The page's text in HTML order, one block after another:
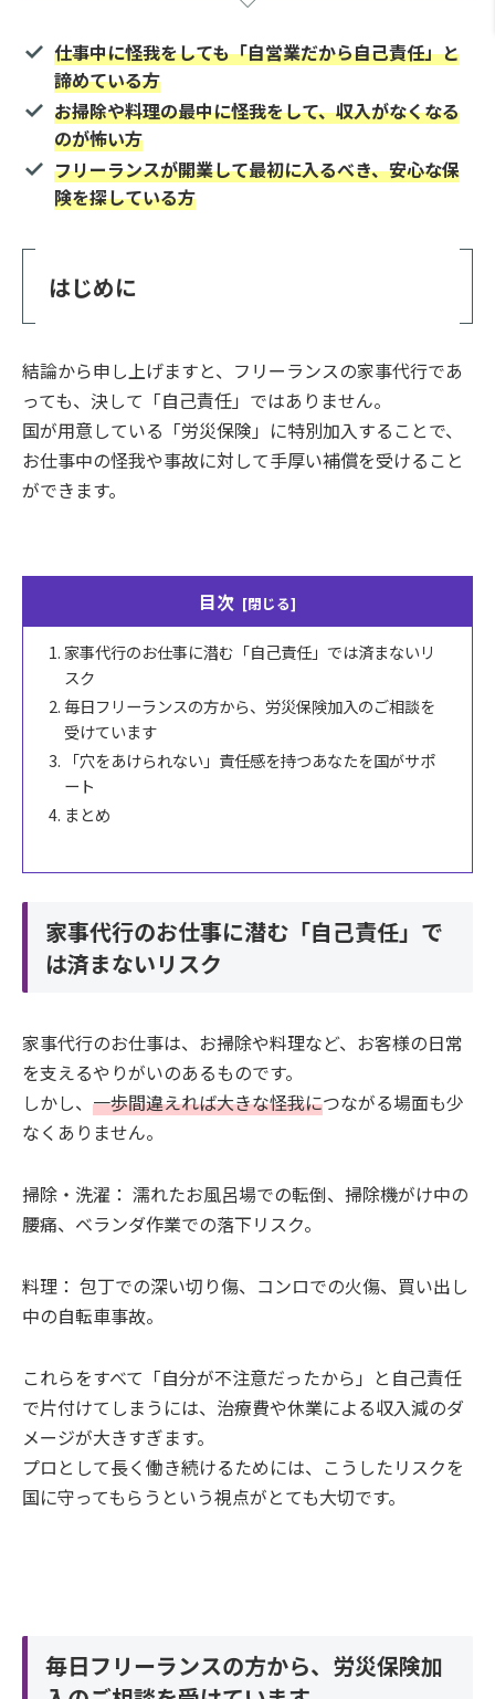
仕事中に怪我をしても「自営業だから自己責任」と
諦めている方
お掃除や料理の最中に怪我をして、収入がなくなる
のが怖い方
フリーランスが開業して最初に入るべき、安心な保
険を探している方
はじめに
結論から申し上げますと、フリーランスの家事代行であ
っても、決して「自己責任」ではありません。
国が用意している「労災保険」に特別加入することで、
お仕事中の怪我や事故に対して手厚い補償を受けること
ができます。
目次
家事代行のお仕事に潜む「自己責任」では済まないリ
スク
毎日フリーランスの方から、労災保険加入のご相談を
受けています
「穴をあけられない」責任感を持つあなたを国がサポ
ート
まとめ
家事代行のお仕事に潜む「自己責任」で
は済まないリスク
家事代行のお仕事は、お掃除や料理など、お客様の日常
を支えるやりがいのあるものです。
しかし、 一歩間違えれば大きな怪我につながる場面も少
なくありません。
掃除・洗濯： 濡れたお風呂場での転倒、掃除機がけ中の
腰痛、ベランダ作業での落下リスク。
料理： 包丁での深い切り傷、コンロでの火傷、買い出し
中の自転車事故。
これらをすべて「自分が不注意だったから」と自己責任
で片付けてしまうには、治療費や休業による収入減のダ
メージが大きすぎます。
プロとして長く働き続けるためには、こうしたリスクを
国に守ってもらうという視点がとても大切です。
毎日フリーランスの方から、労災保険加